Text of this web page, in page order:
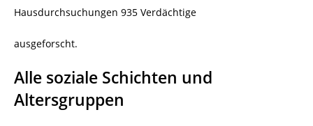
Hausdurchsuchungen 935 Verdächtige
ausgeforscht.
Alle soziale Schichten und
Altersgruppen